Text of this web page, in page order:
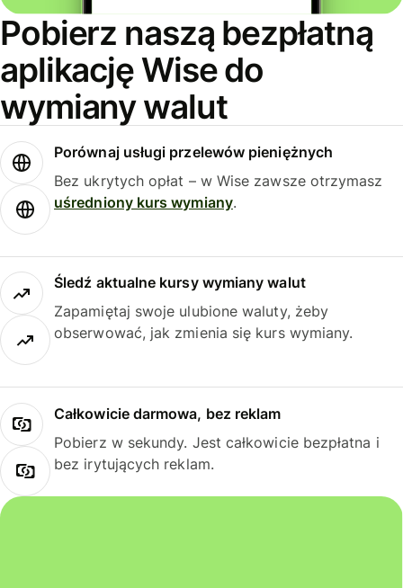
Pobierz naszą bezpłatną
aplikację Wise do
wymiany walut
Porównaj usługi przelewów pieniężnych
Bez ukrytych opłat – w Wise zawsze otrzymasz
uśredniony kurs wymiany.
Śledź aktualne kursy wymiany walut
Zapamiętaj swoje ulubione waluty, żeby
obserwować, jak zmienia się kurs wymiany.
Całkowicie darmowa, bez reklam
Pobierz w sekundy. Jest całkowicie bezpłatna i
bez irytujących reklam.